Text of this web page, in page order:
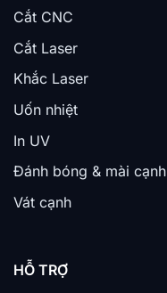
Cắt CNC
Cắt Laser
Khắc Laser
Uốn nhiệt
In UV
Đánh bóng & mài cạnh
Vát cạnh
HỖ TRỢ